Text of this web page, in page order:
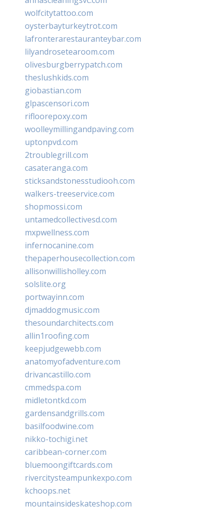
wolfcitytattoo.com
oysterbayturkeytrot.com
lafronterarestauranteybar.com
lilyandrosetearoom.com
olivesburgberrypatch.com
theslushkids.com
giobastian.com
glpascensori.com
rifloorepoxy.com
woolleymillingandpaving.com
uptonpvd.com
2troublegrill.com
casateranga.com
sticksandstonesstudiooh.com
walkers-treeservice.com
shopmossi.com
untamedcollectivesd.com
mxpwellness.com
infernocanine.com
thepaperhousecollection.com
allisonwillisholley.com
solslite.org
portwayinn.com
djmaddogmusic.com
thesoundarchitects.com
allin1roofing.com
keepjudgewebb.com
anatomyofadventure.com
drivancastillo.com
cmmedspa.com
midletontkd.com
gardensandgrills.com
basilfoodwine.com
nikko-tochigi.net
caribbean-corner.com
bluemoongiftcards.com
rivercitysteampunkexpo.com
kchoops.net
mountainsideskateshop.com